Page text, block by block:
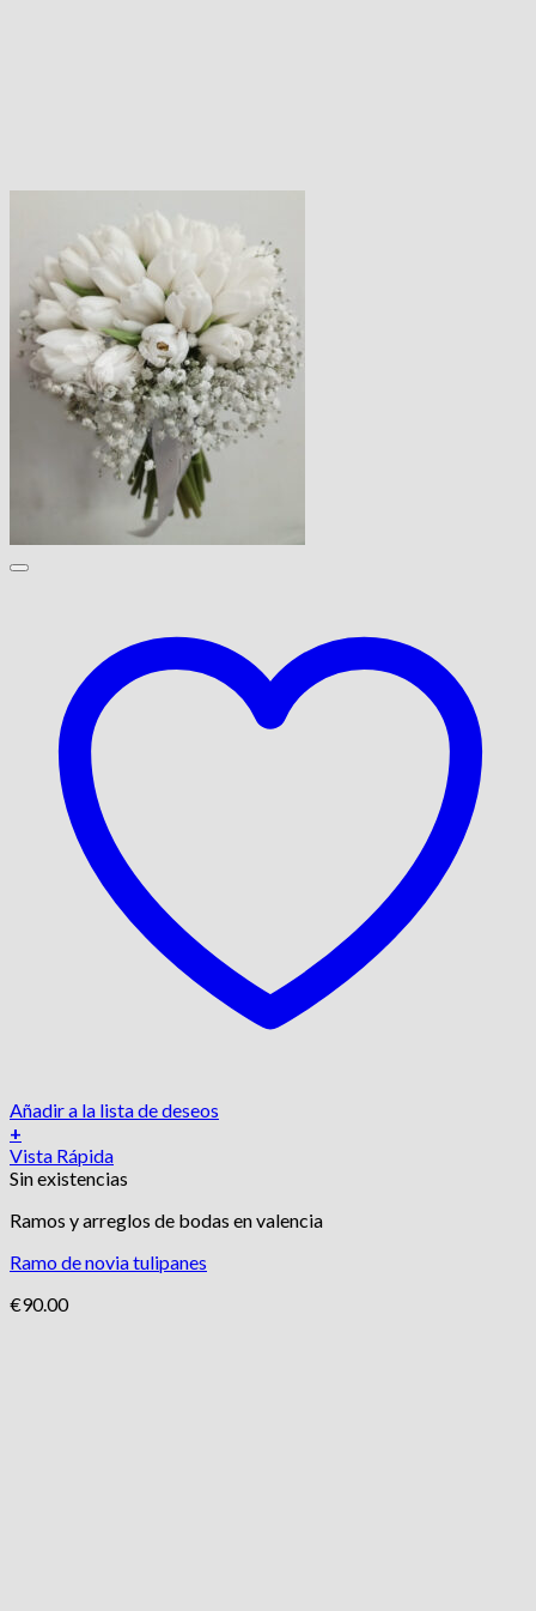
Añadir a la lista de deseos
+
Vista Rápida
Sin existencias
Ramos y arreglos de bodas en valencia
Ramo de novia tulipanes
€90.00